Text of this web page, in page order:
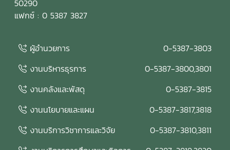
EdPEx พร้อมแลกเปลี่ยนข้อคิดเห็นและแนวทางการพัฒนา เพื่อ
ยกระดับคุณภาพของรายงานและเตรียมความพร้อมสำหรับการ
ดร.รัชพล สันติวรากร ประธานกรรมการ คณบดีคณะ
วิศวกรรมศาสตร์ มหาวิทยาลัยขอนแก่น ผู้ช่วยศาสตราจารย์ตะวัน
ฉาย โพธิ์หอม กรรมการ คณะวิศวกรรมศาสตร์ มหาวิทยาลัย
อุบลราชธานี นางสาวศิรินยา อ้นแก้ว เลขานุการ คณะเทคโนโลยี
กิจกรรมในครั้งนี้สะท้อนถึงความมุ่งมั่นของคณะวิทยาศาสตร์
มหาวิทยาลัยแม่โจ้ ในการพัฒนาระบบประกันคุณภาพการศึกษา
และการบริหารองค์กรตามแนวทาง Education Criteria for
50290
แฟกซ์ : 0 5387 3827
ผู้อำนวยการ
0-5387-3803
งานบริหารธุรการ
0-5387-3800,3801
งานคลังและพัสดุ
0-5387-3815
งานนโยบายและแผน
0-5387-3817,3818
งานบริการวิชาการและวิจัย
0-5387-3810,3811